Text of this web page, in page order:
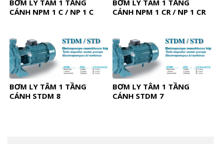
BƠM LY TÂM 1 TẦNG
CÁNH NPM 1 C / NP 1 C
BƠM LY TÂM 1 TẦNG
CÁNH NPM 1 CR / NP 1 CR
BƠM LY TÂM 1 TẦNG
CÁNH STDM 8
BƠM LY TÂM 1 TẦNG
CÁNH STDM 7